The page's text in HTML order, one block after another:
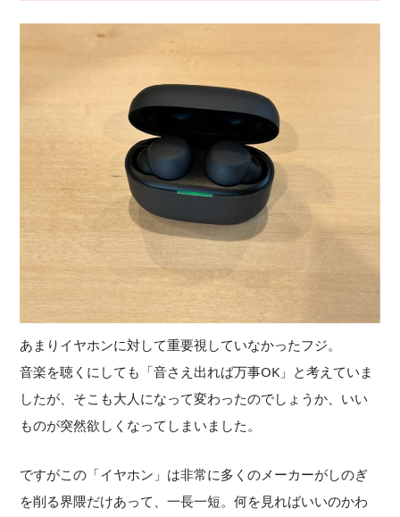
あまりイヤホンに対して重要視していなかったフジ。
音楽を聴くにしても「音さえ出れば万事OK」と考えていま
したが、そこも大人になって変わったのでしょうか、いい
ものが突然欲しくなってしまいました。
ですがこの「イヤホン」は非常に多くのメーカーがしのぎ
を削る界隈だけあって、一長一短。何を見ればいいのかわ